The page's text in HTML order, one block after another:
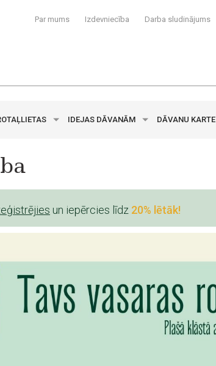
Par mums Izdevniecība Darba sludinājums
IDEJAS DĀVANĀM DĀVANU KARTE
un iepērcies līdz 20% lētāk!